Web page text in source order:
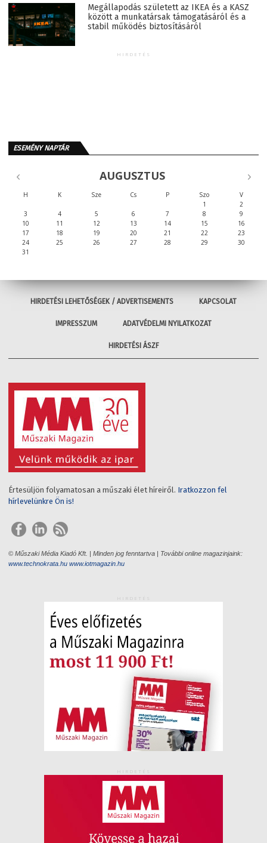
Megállapodás született az IKEA és a KASZ
között a munkatársak támogatásáról és a
stabil működés biztosításáról
HIRDETÉS
ESEMÉNY NAPTÁR
AUGUSZTUS
H K Sze Cs P Szo
V
1
2
3
4 5 6 7 8
9
10
11 12 13 14 15
16
17
18 19 20 21 22
23
24
25 26 27 28 29
30
31
HIRDETÉSI LEHETŐSÉGEK / ADVERTISEMENTS KAPCSOLAT
IMPRESSZUM ADATVÉDELMI NYILATKOZAT
HIRDETÉSI ÁSZF
Értesüljön folyamatosan a műszaki élet híreiről. Iratkozzon fel
hírlevelünkre Ön is!
© Műszaki Média Kiadó Kft. | Minden jog fenntartva | További online magazinjaink:
www.technokrata.hu www.iotmagazin.hu
HIRDETÉS
HIRDETÉS